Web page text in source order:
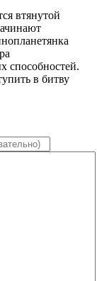
втянутой
способностей.
в битву